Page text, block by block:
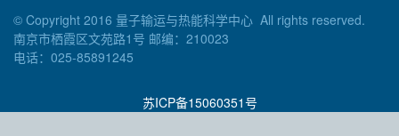
© Copyright 2016 量子输运与热能科学中心 All rights reserved.
南京市栖霞区文苑路1号 邮编：210023
电话：025-85891245
苏ICP备15060351号